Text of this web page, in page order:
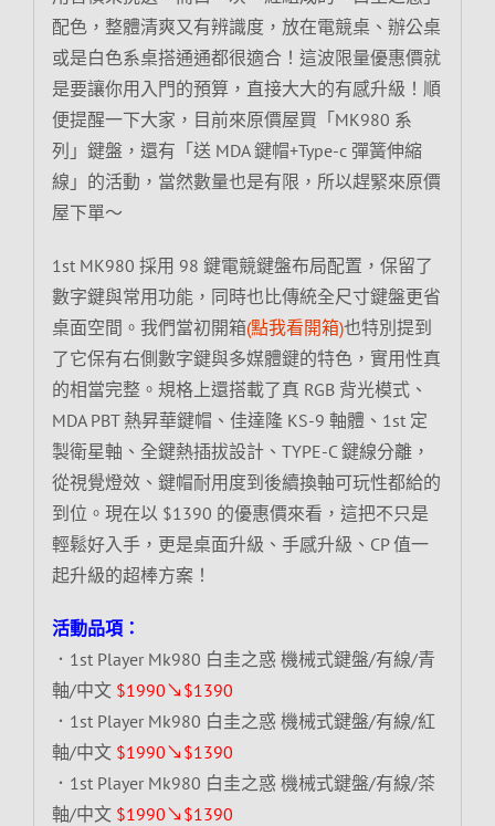
配色，整體清爽又有辨識度，放在電競桌、辦公桌
或是白色系桌搭通通都很適合！這波限量優惠價就
是要讓你用入門的預算，直接大大的有感升級！順
便提醒一下大家，目前來原價屋買「MK980 系
列」鍵盤，還有「送 MDA 鍵帽+Type-c 彈簧伸縮
線」的活動，當然數量也是有限，所以趕緊來原價
屋下單～
1st MK980 採用 98 鍵電競鍵盤布局配置，保留了
數字鍵與常用功能，同時也比傳統全尺寸鍵盤更省
桌面空間。我們當初開箱(點我看開箱)也特別提到
了它保有右側數字鍵與多媒體鍵的特色，實用性真
的相當完整。規格上還搭載了真 RGB 背光模式、
MDA PBT 熱昇華鍵帽、佳達隆 KS-9 軸體、1st 定
製衛星軸、全鍵熱插拔設計、TYPE-C 鍵線分離，
從視覺燈效、鍵帽耐用度到後續換軸可玩性都給的
到位。現在以 $1390 的優惠價來看，這把不只是
輕鬆好入手，更是桌面升級、手感升級、CP 值一
起升級的超棒方案！
活動品項：
．1st Player Mk980 白圭之惑 機械式鍵盤/有線/青
軸/中文 $1990↘$1390
．1st Player Mk980 白圭之惑 機械式鍵盤/有線/紅
軸/中文 $1990↘$1390
．1st Player Mk980 白圭之惑 機械式鍵盤/有線/茶
軸/中文 $1990↘$1390